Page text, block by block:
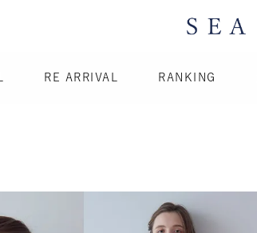
RE ARRIVAL RANKING